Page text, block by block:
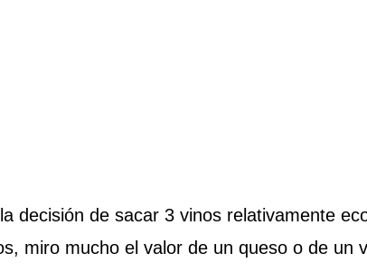
decisión de sacar 3 vinos relativamente
miro mucho el valor de un queso o de un